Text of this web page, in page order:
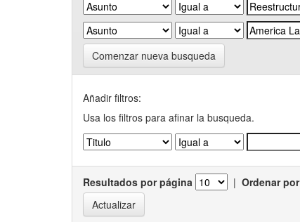
Comenzar nueva busqueda
Añadir filtros:
Usa los filtros para afinar la busqueda.
Resultados por página | Ordenar por